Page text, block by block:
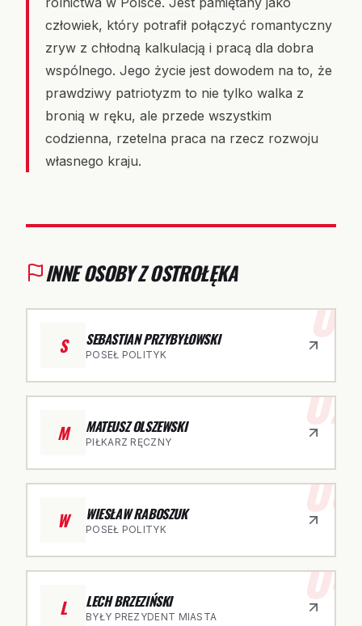
człowiek, który potrafił połączyć romantyczny
zryw z chłodną kalkulacją i pracą dla dobra
wspólnego. Jego życie jest dowodem na to, że
prawdziwy patriotyzm to nie tylko walka z
bronią w ręku, ale przede wszystkim
codzienna, rzetelna praca na rzecz rozwoju
własnego kraju.
INNE OSOBY Z OSTROŁĘKA
01
S SEBASTIAN PRZYBYŁOWSKI
POSEŁ POLITYK
02
M MATEUSZ OLSZEWSKI
PIŁKARZ RĘCZNY
03
W WIESŁAW RABOSZUK
POSEŁ POLITYK
04
L LECH BRZEZIŃSKI
BYŁY PREZYDENT MIASTA